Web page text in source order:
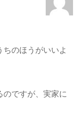
のほうがいいよ
のですが、実家に